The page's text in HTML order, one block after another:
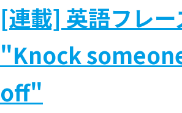
[連載] 英語フレー
"Knock
off"